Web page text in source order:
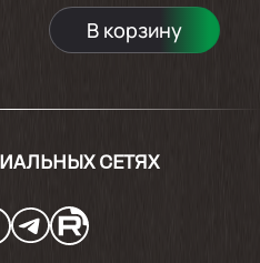
В корзину
СЕТЯХ